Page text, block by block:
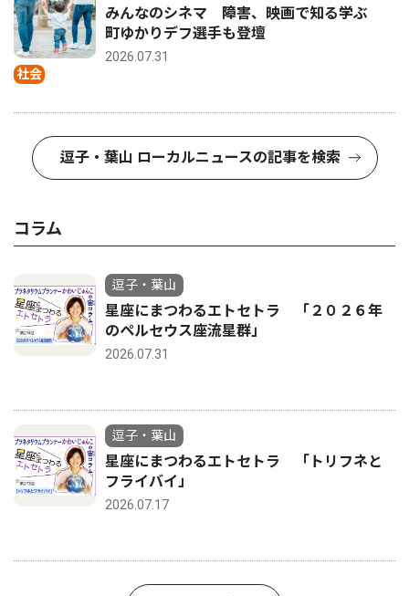
社会
みんなのシネマ 障害、映画で知る学ぶ
町ゆかりデフ選手も登壇
2026.07.31
逗子・葉山 ローカルニュースの記事を検索
コラム
逗子・葉山
星座にまつわるエトセトラ 「２０２６年
のペルセウス座流星群」
2026.07.31
逗子・葉山
星座にまつわるエトセトラ 「トリフネと
フライバイ」
2026.07.17